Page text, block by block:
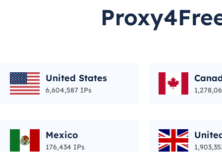
United States
6,604,587 IPs
Mexico
176,434 IPs